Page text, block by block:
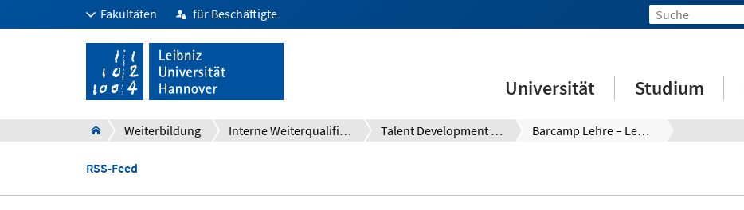
Fakultäten für Beschäftigte
Universität Studium
Weiterbildung Interne Weiterqualifizierung und Personalentwicklung Talent Development System (TDS) Barcamp Lehre – Lehrmethoden neu denken
RSS-Feed